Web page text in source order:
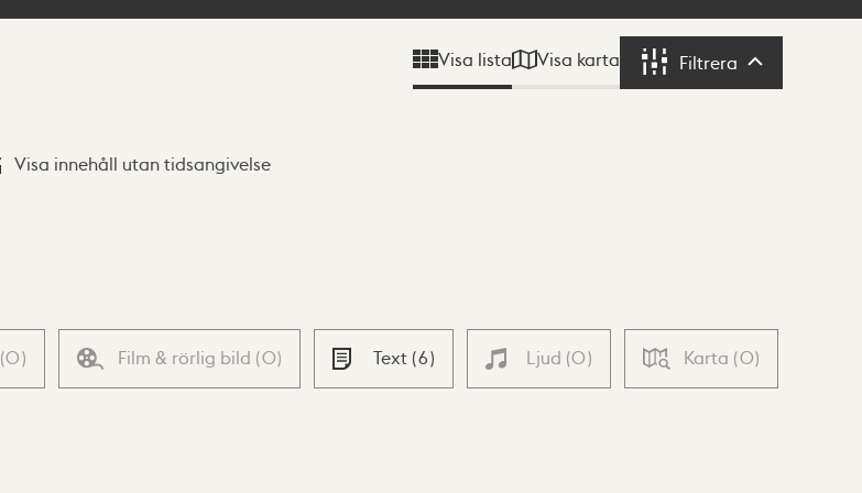
Visa lista Visa karta Filtrera Filtrera
Visa innehåll utan tidsangivelse
(0) Film & rörlig bild (0) Text (6) Ljud (0) Karta (0)